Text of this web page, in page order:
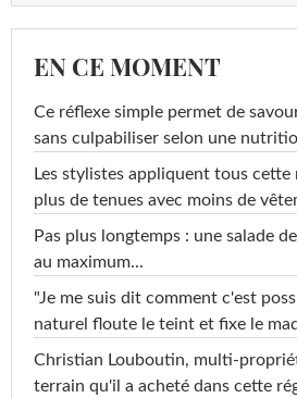
EN CE MOMENT
Ce réflexe simple permet de
sans culpabiliser selon une
Les stylistes appliquent tous
plus de tenues avec moins de
Pas plus longtemps : une salade
au maximum...
"Je me suis dit comment c'est
naturel floute le teint et fixe le
Christian Louboutin, multi-
terrain qu'il a acheté dans cette